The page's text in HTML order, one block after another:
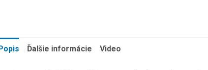
Ďalšie informácie Video